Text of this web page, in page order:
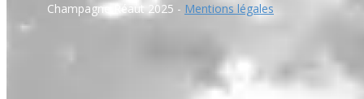
​Champagne Réaut 2025 - Mentions légales